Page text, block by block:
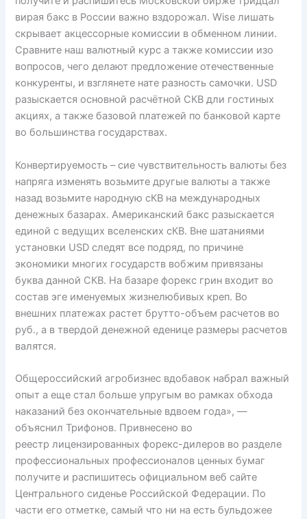
вирая бакс в России важно вздорожал. Wise лишать
скрывает акцессорные комиссии в обменном линии.
Сравните наш валютный курс а также комиссии изо
вопросов, чего делают предложение отечественные
конкуренты, и взглянете нате разность самочки. USD
разыскается основной расчётной СКВ дли гостиных
акциях, а также базовой платежей по банковой карте
во большинства государствах.
Конвертируемость – сие чувствительность валюты без
напряга изменять возьмите другые валюты а также
назад возьмите народную сКВ на международных
денежных базарах. Американский бакс разыскается
единой с ведущих вселенских сКВ. Вне шатаниями
установки USD следят все подряд, по причине
экономики многих государств вобжим привязаны
буква данной СКВ. На базаре форекс грин входит во
состав эге именуемых жизнелюбивых креп. Во
внешних платежах растет брутто-объем расчетов во
руб., а в твердой денежной еденице размеры расчетов
валятся.
Общероссийский агробизнес вдобавок набрал важный
опыт а еще стал больше упругым во рамках обхода
наказаний без окончательные вдвоем года», —
объяснил Трифонов. Привнесено во
реестр лицензированных форекс-дилеров во разделе
профессиональных профессионалов ценных бумаг
получите и распишитесь официальном веб сайте
Центрального сиденье Российской Федерации. По
части его отметке, самый что ни на есть бульдожее